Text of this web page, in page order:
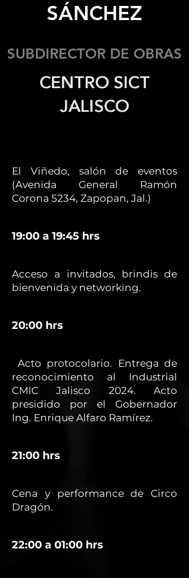
SÁNCHEZ
SUBDIRECTOR DE OBRAS
CENTRO SICT
JALISCO
El Viñedo, salón de eventos
(Avenida General Ramón
Corona 5234, Zapopan, Jal.)
19:00 a 19:45 hrs
Acceso a invitados, brindis de
bienvenida y networking.
20:00 hrs
Acto protocolario. Entrega de
reconocimiento al Industrial
CMIC Jalisco 2024. Acto
presidido por el Gobernador
Ing. Enrique Alfaro Ramírez.
21:00 hrs
Cena y performance de Circo
Dragón.
22:00 a 01:00 hrs